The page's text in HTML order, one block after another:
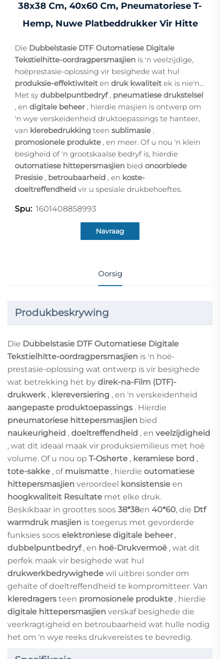
38x38 Cm, 40x60 Cm, Pneumatoriese T-
Hemp, Nuwe Platbeddrukker Vir Hitte
Die Dubbelstasie DTF Outomatiese Digitale
Tekstielhitte-oordragpersmasjien is 'n veelzijdige,
hoëprestasie-oplossing vir besighede wat hul
produksie-effektiwiteit en druk kwaliteit ek is nie'n...
Met sy dubbelpuntbedryf , pneumatiese drukstelsel
, en digitale beheer , hierdie masjien is ontwerp om
'n wye verskeidenheid druktoepassings te hanteer,
van klerebedrukking teen sublimasie ,
promosionele produkte , en meer. Of u nou 'n klein
besigheid of 'n grootskaalse bedryf is, hierdie
outomatiese hittepersmasjien bied onoorbiede
Presisie , betroubaarheid , en koste-
doeltreffendheid vir u spesiale drukbehoeftes.
Spu: 1601408858993
Navraag
Oorsig
Produkbeskrywing
Die Dubbelstasie DTF Outomatiese Digitale
Tekstielhitte-oordragpersmasjien is 'n hoë-
prestasie-oplossing wat ontwerp is vir besighede
wat betrekking het by direk-na-Film (DTF)-
drukwerk , klereversiering , en 'n verskeidenheid
aangepaste produktoepassings . Hierdie
pneumatoriese hittepersmasjien bied
naukeurigheid , doeltreffendheid , en veelzijdigheid
, wat dit ideaal maak vir produksiemilieus met hoë
volume. Of u nou op T-Osherte , keramiese bord ,
tote-sakke , of muismatte , hierdie outomatiese
hittepersmasjien veroordeel konsistensie en
hoogkwaliteit Resultate met elke druk.
Beskikbaar in groottes soos 38*38en 40*60, die Dtf
warmdruk masjien is toegerus met gevorderde
funksies soos elektroniese digitale beheer ,
dubbelpuntbedryf, en hoë-Drukvermoë , wat dit
perfek maak vir besighede wat hul
drukwerkbedrywighede wil uitbrei sonder om
gehalte of doeltreffendheid te kompromitteer. Van
kleredragers teen promosionele produkte , hierdie
digitale hittepersmasjien verskaf besighede die
veerkragtigheid en betroubaarheid wat hulle nodig
het om 'n wye reeks drukvereistes te bevredig.